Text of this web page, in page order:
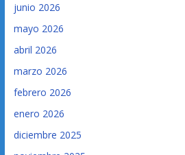
junio 2026
mayo 2026
abril 2026
marzo 2026
febrero 2026
enero 2026
diciembre 2025